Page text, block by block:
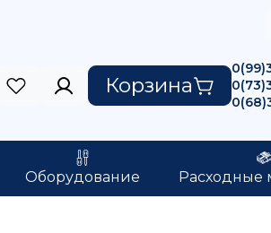
Корзина
Оборудование Расходные